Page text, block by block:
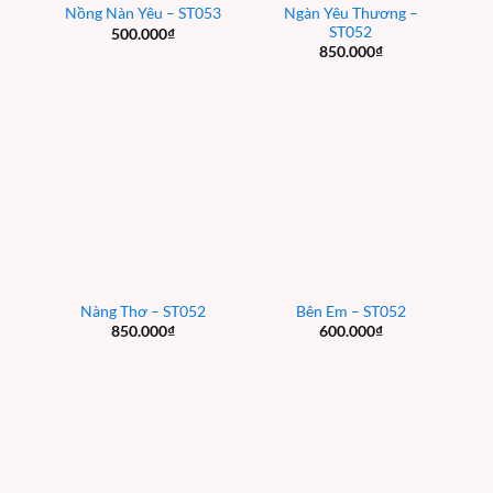
Nồng Nàn Yêu – ST053
500.000₫
Ngàn Yêu Thương –
ST052
850.000₫
Nàng Thơ – ST052
850.000₫
Bên Em – ST052
600.000₫